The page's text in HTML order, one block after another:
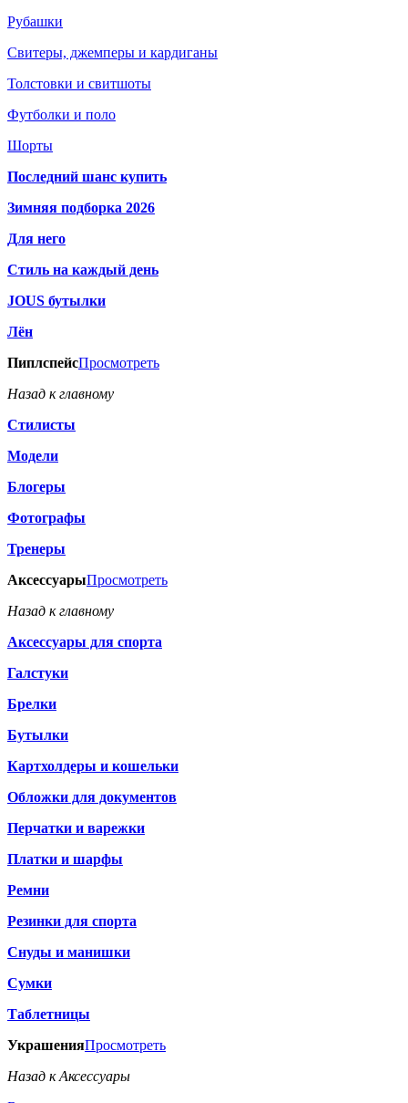
Рубашки
Свитеры, джемперы и кардиганы
Толстовки и свитшоты
Футболки и поло
Шорты
Последний шанс купить
Зимняя подборка 2026
Для него
Стиль на каждый день
JOUS бутылки
Лён
ПиплспейсПросмотреть
Назад к главному
Стилисты
Модели
Блогеры
Фотографы
Тренеры
АксессуарыПросмотреть
Назад к главному
Аксессуары для спорта
Галстуки
Брелки
Бутылки
Картхолдеры и кошельки
Обложки для документов
Перчатки и варежки
Платки и шарфы
Ремни
Резинки для спорта
Снуды и манишки
Сумки
Таблетницы
УкрашенияПросмотреть
Назад к Аксессуары